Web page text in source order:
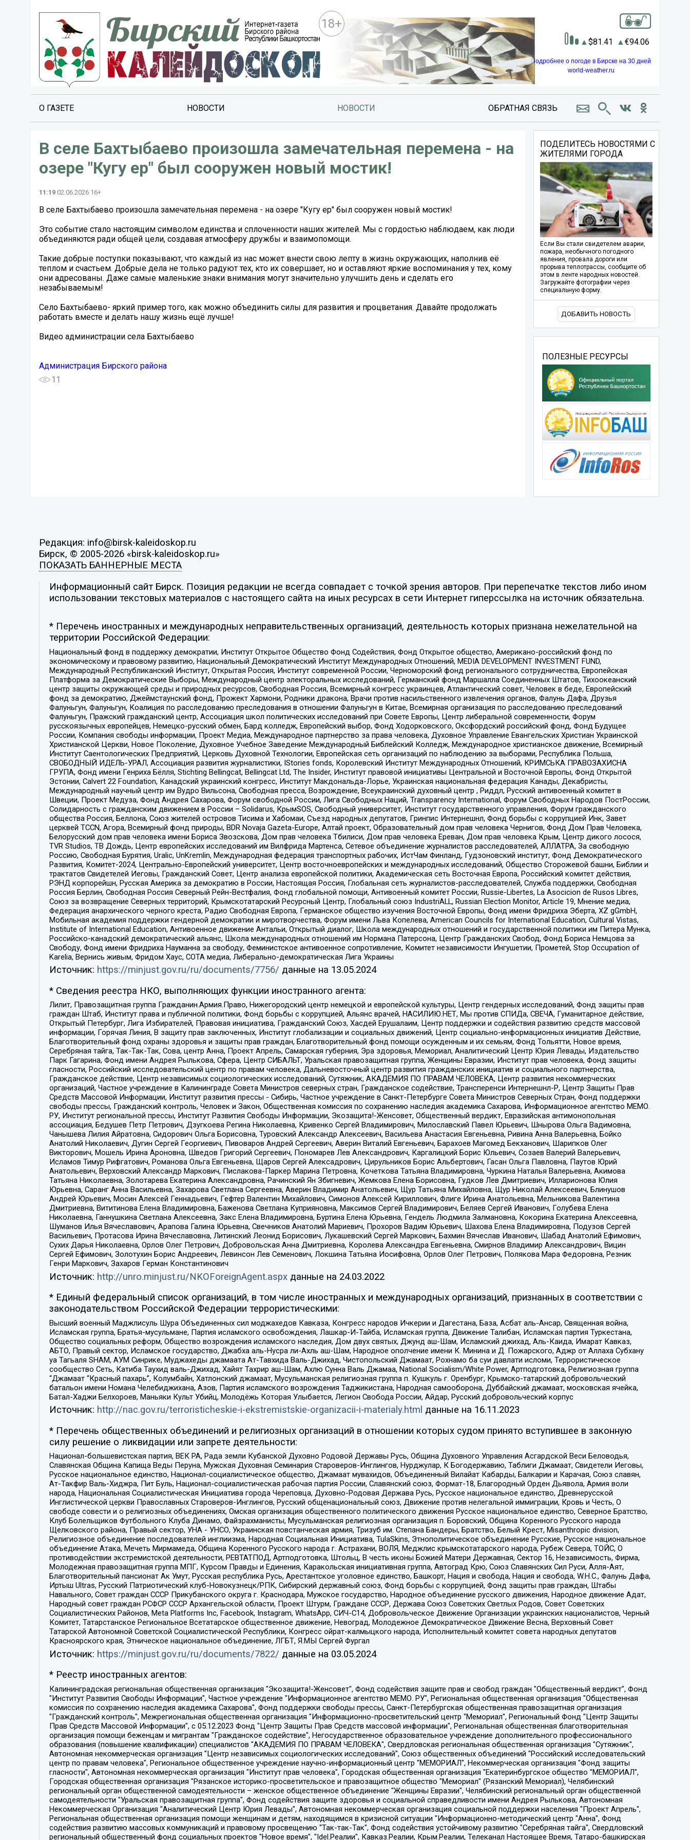
18+
81.41 94.06
Подробнее о погоде в Бирске на 30 дней
world-weather.ru
О ГАЗЕТЕ НОВОСТИ НОВОСТИ ОБРАТНАЯ СВЯЗЬ
В селе Бахтыбаево произошла замечательная перемена - на
озере "Кугу ер" был сооружен новый мостик!
11:19 02.06.2026 16+
В селе Бахтыбаево произошла замечательная перемена - на озере "Кугу ер" был сооружен новый мостик!
Это событие стало настоящим символом единства и сплоченности наших жителей. Мы с гордостью наблюдаем, как люди
объединяются ради общей цели, создавая атмосферу дружбы и взаимопомощи.
Такие добрые поступки показывают, что каждый из нас может внести свою лепту в жизнь окружающих, наполнив её
теплом и счастьем. Добрые дела не только радуют тех, кто их совершает, но и оставляют яркие воспоминания у тех, кому
они адресованы. Даже самые маленькие знаки внимания могут значительно улучшить день и сделать его
незабываемым!
Село Бахтыбаево- яркий пример того, как можно объединить силы для развития и процветания. Давайте продолжать
работать вместе и делать нашу жизнь ещё лучше!
Видео администрации села Бахтыбаево
Администрация Бирского района
11
ПОДЕЛИТЕСЬ НОВОСТЯМИ С
ЖИТЕЛЯМИ ГОРОДА
Если Вы стали свидетелем аварии,
пожара, необычного погодного
явления, провала дороги или
прорыва теплотрассы, сообщите об
этом в ленте народных новостей.
Загружайте фотографии через
специальную форму.
ДОБАВИТЬ НОВОСТЬ
ПОЛЕЗНЫЕ РЕСУРСЫ
Редакция: info@birsk-kaleidoskop.ru
Бирск, © 2005-2026 «birsk-kaleidoskop.ru»
ПОКАЗАТЬ БАННЕРНЫЕ МЕСТА
Информационный сайт Бирск. Позиция редакции не всегда совпадает с точкой зрения авторов. При перепечатке текстов либо ином
использовании текстовых материалов с настоящего сайта на иных ресурсах в сети Интернет гиперссылка на источник обязательна.
* Перечень иностранных и международных неправительственных организаций, деятельность которых признана нежелательной на
территории Российской Федерации:
Национальный фонд в поддержку демократии, Институт Открытое Общество Фонд Содействия, Фонд Открытое общество, Американо-российский фонд по
экономическому и правовому развитию, Национальный Демократический Институт Международных Отношений, MEDIA DEVELOPMENT INVESTMENT FUND,
Международный Республиканский Институт, Открытая Россия, Институт современной России, Черноморский фонд регионального сотрудничества, Европейская
Платформа за Демократические Выборы, Международный центр электоральных исследований, Германский фонд Маршалла Соединенных Штатов, Тихоокеанский
центр защиты окружающей среды и природных ресурсов, Свободная Россия, Всемирный конгресс украинцев, Атлантический совет, Человек в беде, Европейский
фонд за демократию, Джеймстаунский фонд, Прожект Хармони, Родники дракона, Врачи против насильственного извлечения органов, Фалунь Дафа, Друзья
Фалуньгун, Фалуньгун, Коалиция по расследованию преследования в отношении Фалуньгун в Китае, Всемирная организация по расследованию преследований
Фалуньгун, Пражский гражданский центр, Ассоциация школ политических исследований при Совете Европы, Центр либеральной современности, Форум
русскоязычных европейцев, Немецко-русский обмен, Бард колледж, Европейский выбор, Фонд Ходорковского, Оксфордский российский фонд, Фонд Будущее
России, Компания свободы информации, Проект Медиа, Международное партнерство за права человека, Духовное Управление Евангельских Христиан Украинской
Христианской Церкви, Новое Поколение, Духовное Учебное Заведение Международный Библейский Колледж, Международное христианское движение, Всемирный
Институт Саентологических Предприятий, Церковь Духовной Технологии, Европейская сеть организаций по наблюдению за выборами, Республика Польша,
СВОБОДНЫЙ ИДЕЛЬ-УРАЛ, Ассоциация развития журналистики, IStories fonds, Королевский Институт Международных Отношений, КРИМСЬКА ПРАВОЗАХИСНА
ГРУПА, Фонд имени Генриха Бёлля, Stichting Bellingcat, Bellingcat Ltd, The Insider, Институт правовой инициативы Центральной и Восточной Европы, Фонд Открытой
Эстонии, Calvert 22 Foundation, Канадский украинский конгресс, Институт Макдональда-Лорье, Украинская национальная федерация Канады, Декабристы,
Международный научный центр им Вудро Вильсона, Свободная пресса, Возрождение, Всеукраинский духовный центр , Риддл, Русский антивоенный комитет в
Швеции, Проект Медуза, Фонд Андрея Сахарова, Форум свободной России, Лига Свободных Наций, Transparеncy International, Форум Свободных Народов ПостРоссии,
Солидарность с гражданским движением в России – Solidarus, КрымSOS, Свободный университет, Институт государственного управления, Форум гражданского
общества Россия, Беллона, Союз жителей островов Тисима и Хабомаи, Съезд народных депутатов, Гринпис Интернешнл, Фонд борьбы с коррупцией Инк, Завет
церквей TCCN, Агора, Всемирный фонд природы, BDR Novaja Gazeta-Europe, Алтай проект, Образовательный дом прав человека Чернигов, Фонд Дом Прав Человека,
Белорусский дом прав человека имени Бориса Звозскова, Дом прав человека Тбилиси, Дом прав человека Ереван, Дом прав человека Крым, Центр дикого лосося,
TVR Studios, ТВ Дождь, Центр европейских исследований им Вилфрида Мартенса, Сетевое объединение журналистов расследователей, АЛЛАТРА, За свободную
Россию, Свободная Бурятия, Uralic, UnKremlin, Международная федерация транспортных рабочих, ИстЧам Финланд, Гудзоновский институт, Фонд Демократического
Развития, Комитет-2024, Центрально-Европейский университет, Центр восточноевропейских и международных исследований, Общество Сторожевой башни, Библии и
трактатов Свидетелей Иеговы, Гражданский Совет, Центр анализа европейской политики, Академическая сеть Восточная Европа, Российский комитет действия,
РЭНД корпорейшн, Русская Америка за демократию в России, Настоящая Россия, Глобальная сеть журналистов-расследователей, Служба поддержки, Свободная
Россия Берлин, Свободная Россия Северный Рейн-Вестфалия, Фонд глобальной помощи, Антивоенный комитет России, Russie-Libertes, La Asocicion de Rusos Libres,
Союз за возвращение Северных территорий, Крымскотатарский Ресурсный Центр, Глобальный союз IndustriALL, Russian Election Monitor, Article 19, Мнение медиа,
Федерация анархического черного креста, Радио Свободная Европа, Германское общество изучения Восточной Европы, Фонд имени Фридриха Эберта, XZ gGmbH,
Мобильная академия поддержки гендерной демократии и миротворчества, Форум имени Льва Копелева, American Councils for International Education, Cultural Vistas,
Institute of International Education, Антивоенное движение Антальи, Открытый диалог, Школа международных отношений и государственной политики им Питера Мунка,
Российско-канадский демократический альянс, Школа международных отношений им Нормана Патерсона, Центр Гражданских Свобод, Фонд Бориса Немцова за
Свободу, Фонд имени Фридриха Науманна за свободу, Феминистское антивоенное сопротивление, Комитет независимости Ингушетии, Прометей, Stop Occupation of
Karelia, Вернись живым, Фридом Хаус, СОТА медиа, Либерально-демократическая Лига Украины
Источник: https://minjust.gov.ru/ru/documents/7756/ данные на 13.05.2024
* Сведения реестра НКО, выполняющих функции иностранного агента:
Лилит, Правозащитная группа Гражданин.Армия.Право, Нижегородский центр немецкой и европейской культуры, Центр гендерных исследований, Фонд защиты прав
граждан Штаб, Институт права и публичной политики, Фонд борьбы с коррупцией, Альянс врачей, НАСИЛИЮ.НЕТ, Мы против СПИДа, СВЕЧА, Гуманитарное действие,
Открытый Петербург, Лига Избирателей, Правовая инициатива, Гражданский Союз, Хасдей Ерушалаим, Центр поддержки и содействия развитию средств массовой
информации, Горячая Линия, В защиту прав заключенных, Институт глобализации и социальных движений, Центр социально-информационных инициатив Действие,
Благотворительный фонд охраны здоровья и защиты прав граждан, Благотворительный фонд помощи осужденным и их семьям, Фонд Тольятти, Новое время,
Серебряная тайга, Так-Так-Так, Сова, центр Анна, Проект Апрель, Самарская губерния, Эра здоровья, Мемориал, Аналитический Центр Юрия Левады, Издательство
Парк Гагарина, Фонд имени Андрея Рылькова, Сфера, Центр СИБАЛЬТ, Уральская правозащитная группа, Женщины Евразии, Институт прав человека, Фонд защиты
гласности, Российский исследовательский центр по правам человека, Дальневосточный центр развития гражданских инициатив и социального партнерства,
Гражданское действие, Центр независимых социологических исследований, Сутяжник, АКАДЕМИЯ ПО ПРАВАМ ЧЕЛОВЕКА, Центр развития некоммерческих
организаций, Частное учреждение в Калининграде Совета Министров северных стран, Гражданское содействие, Трансперенси Интернешнл-Р, Центр Защиты Прав
Средств Массовой Информации, Институт развития прессы - Сибирь, Частное учреждение в Санкт-Петербурге Совета Министров Северных Стран, Фонд поддержки
свободы прессы, Гражданский контроль, Человек и Закон, Общественная комиссия по сохранению наследия академика Сахарова, Информационное агентство МЕМО.
РУ, Институт региональной прессы, Институт Развития Свободы Информации, Экозащита!-Женсовет, Общественный вердикт, Евразийская антимонопольная
ассоциация, Бедушев Петр Петрович, Дзугкоева Регина Николаевна, Кривенко Сергей Владимирович, Милославский Павел Юрьевич, Шнырова Ольга Вадимовна,
Чанышева Лилия Айратовна, Сидорович Ольга Борисовна, Туровский Александр Алексеевич, Васильева Анастасия Евгеньевна, Ривина Анна Валерьевна, Бойко
Анатолий Николаевич, Дугин Сергей Георгиевич, Пивоваров Андрей Сергеевич, Аверин Виталий Евгеньевич, Барахоев Магомед Бекханович, Шарипков Олег
Викторович, Мошель Ирина Ароновна, Шведов Григорий Сергеевич, Пономарев Лев Александрович, Каргалицкий Борис Юльевич, Созаев Валерий Валерьевич,
Исламов Тимур Рифгатович, Романова Ольга Евгеньевна, Щаров Сергей Алексадрович, Цирульников Борис Альбертович, Гасан Ольга Павловна, Паутов Юрий
Анатольевич, Верховский Александр Маркович, Пислакова-Паркер Марина Петровна, Кочеткова Татьяна Владимировна, Чуркина Наталья Валерьевна, Акимова
Татьяна Николаевна, Золотарева Екатерина Александровна, Рачинский Ян Збигневич, Жемкова Елена Борисовна, Гудков Лев Дмитриевич, Илларионова Юлия
Юрьевна, Саранг Анна Васильевна, Захарова Светлана Сергеевна, Аверин Владимир Анатольевич, Щур Татьяна Михайловна, Щур Николай Алексеевич, Блинушов
Андрей Юрьевич, Мосин Алексей Геннадьевич, Гефтер Валентин Михайлович, Симонов Алексей Кириллович, Флиге Ирина Анатольевна, Мельникова Валентина
Дмитриевна, Вититинова Елена Владимировна, Баженова Светлана Куприяновна, Максимов Сергей Владимирович, Беляев Сергей Иванович, Голубева Елена
Николаевна, Ганнушкина Светлана Алексеевна, Закс Елена Владимировна, Буртина Елена Юрьевна, Гендель Людмила Залмановна, Кокорина Екатерина Алексеевна,
Шуманов Илья Вячеславович, Арапова Галина Юрьевна, Свечников Анатолий Мариевич, Прохоров Вадим Юрьевич, Шахова Елена Владимировна, Подузов Сергей
Васильевич, Протасова Ирина Вячеславовна, Литинский Леонид Борисович, Лукашевский Сергей Маркович, Бахмин Вячеслав Иванович, Шабад Анатолий Ефимович,
Сухих Дарья Николаевна, Орлов Олег Петрович, Добровольская Анна Дмитриевна, Королева Александра Евгеньевна, Смирнов Владимир Александрович, Вицин
Сергей Ефимович, Золотухин Борис Андреевич, Левинсон Лев Семенович, Локшина Татьяна Иосифовна, Орлов Олег Петрович, Полякова Мара Федоровна, Резник
Генри Маркович, Захаров Герман Константинович
Источник: http://unro.minjust.ru/NKOForeignAgent.aspxданные на 24.03.2022
* Единый федеральный список организаций, в том числе иностранных и международных организаций, признанных в соответствии с
законодательством Российской Федерации террористическими:
Высший военный Маджлисуль Шура Объединенных сил моджахедов Кавказа, Конгресс народов Ичкерии и Дагестана, База, Асбат аль-Ансар, Священная война,
Исламская группа, Братья-мусульмане, Партия исламского освобождения, Лашкар-И-Тайба, Исламская группа, Движение Талибан, Исламская партия Туркестана,
Общество социальных реформ, Общество возрождения исламского наследия, Дом двух святых, Джунд аш-Шам, Исламский джихад, Аль-Каида, Имарат Кавказ,
АБТО, Правый сектор, Исламское государство, Джабха аль-Нусра ли-Ахль аш-Шам, Народное ополчение имени К. Минина и Д. Пожарского, Аджр от Аллаха Субхану
уа Тагьаля SHAM, АУМ Синрике, Муджахеды джамаата Ат-Тавхида Валь-Джихад, Чистопольский Джамаат, Рохнамо ба суи давлати исломи, Террористическое
сообщество Сеть, Катиба Таухид валь-Джихад, Хайят Тахрир аш-Шам, Ахлю Сунна Валь Джамаа, National Socialism/White Power, Артподготовка, Религиозная группа
“Джамаат “Красный пахарь”, Колумбайн, Хатлонский джамаат, Мусульманская религиозная группа п. Кушкуль г. Оренбург, Крымско-татарский добровольческий
батальон имени Номана Челебиджихана, Азов, Партия исламского возрождения Таджикистана, Народная самооборона, Дуббайский джамаат, московская ячейка,
Батал-Хаджи Белхороев, Маньяки Культ Убийц, Молодёжь Которая Улыбается, Легион Свобода России, Айдар, Русский добровольческий корпус
Источник: http://nac.gov.ru/terroristicheskie-i-ekstremistskie-organizacii-i-materialy.html данные на 16.11.2023
* Перечень общественных объединений и религиозных организаций в отношении которых судом принято вступившее в законную
силу решение о ликвидации или запрете деятельности:
Национал-большевистская партия, ВЕК РА, Рада земли Кубанской Духовно Родовой Державы Русь, Община Духовного Управления Асгардской Веси Беловодья,
Славянская Община Капища Веды Перуна, Мужская Духовная Семинария Староверов-Инглингов, Нурджулар, К Богодержавию, Таблиги Джамаат, Свидетели Иеговы,
Русское национальное единство, Национал-социалистическое общество, Джамаат мувахидов, Объединенный Вилайат Кабарды, Балкарии и Карачая, Союз славян,
Ат-Такфир Валь-Хиджра, Пит Буль, Национал-социалистическая рабочая партия России, Славянский союз, Формат-18, Благородный Орден Дьявола, Армия воли
народа, Национальная Социалистическая Инициатива города Череповца, Духовно-Родовая Держава Русь, Русское национальное единство, Древнерусской
Инглистической церкви Православных Староверов-Инглингов, Русский общенациональный союз, Движение против нелегальной иммиграции, Кровь и Честь, О
свободе совести и о религиозных объединениях, Омская организация общественного политического движения Русское национальное единство, Северное Братство,
Клуб Болельщиков Футбольного Клуба Динамо, Файзрахманисты, Мусульманская религиозная организация п. Боровский, Община Коренного Русского народа
Щелковского района, Правый сектор, УНА - УНСО, Украинская повстанческая армия, Тризуб им. Степана Бандеры, Братство, Белый Крест, Misanthropic division,
Религиозное объединение последователей инглиизма, Народная Социальная Инициатива, TulaSkins, Этнополитическое объединение Русские, Русское национальное
объединение Атака, Мечеть Мирмамеда, Община Коренного Русского народа г. Астрахани, ВОЛЯ, Меджлис крымскотатарского народа, Рубеж Севера, ТОЙС, О
противодействии экстремистской деятельности, РЕВТАТПОД, Артподготовка, Штольц, В честь иконы Божией Матери Державная, Сектор 16, Независимость, Фирма,
Молодежная правозащитная группа МПГ, Курсом Правды и Единения, Каракольская инициативная группа, Автоград Крю, Союз Славянских Сил Руси, Алля-Аят,
Благотворительный пансионат Ак Умут, Русская республика Русь, Арестантское уголовное единство, Башкорт, Нация и свобода, Нация и свобода, W.H.С., Фалунь Дафа,
Иртыш Ultras, Русский Патриотический клуб-Новокузнецк/РПК, Сибирский державный союз, Фонд борьбы с коррупцией, Фонд защиты прав граждан, Штабы
Навального, Совет граждан СССР Прикубанского округа г. Краснодара, Мужское государство, Народное объединение русского движения, Народное движение Адат,
Народный совет граждан РСФСР СССР Архангельской области, Проект Штурм, Граждане СССР, Держава Союз Советских Светлых Родов, Совет Советских
Социалистических Районов, Meta Platforms Inc, Facebook, Instagram, WhatsApp, СИЧ-С14, Добровольческое Движение Организации украинских националистов, Черный
Комитет, Татарстанское Региональное Всетатарское общественное движение, Невоград, Молодежное Демократическое Движение Весна, Верховный Совет
Татарской Автономной Советской Социалистической Республики, Конгресс ойрат-калмыцкого народа, Исполнительный комитет совета народных депутатов
Красноярского края, Этническое национальное объединение, ЛГБТ, Я.МЫ Сергей Фургал
Источник: https://minjust.gov.ru/ru/documents/7822/ данные на 03.05.2024
* Реестр иностранных агентов:
Калининградская региональная общественная организация "Экозащита!-Женсовет", Фонд содействия защите прав и свобод граждан "Общественный вердикт", Фонд "Институт Развития Свободы Информации", Частное учреждение "Информационное агентство МЕМО. РУ", Региональная общественная организация "Общественная комиссия по сохранению наследия академика Сахарова", Фонд поддержки свободы прессы, Санкт-Петербургская общественная правозащитная организация "Гражданский контроль", Межрегиональная общественная организация "Информационно-просветительский центр "Мемориал", Региональный Фонд "Центр Защиты Прав Средств Массовой Информации", с 05.12.2023 Фонд "Центр Защиты Прав Средств массовой информации", Региональная общественная благотворительная организация помощи беженцам и мигрантам "Гражданское содействие", Негосударственное образовательное учреждение дополнительного профессионального образования (повышение квалификации) специалистов "АКАДЕМИЯ ПО ПРАВАМ ЧЕЛОВЕКА", Свердловская региональная общественная организация "Сутяжник", Автономная некоммерческая организация "Центр независимых социологических исследований", Союз общественных объединений "Российский исследовательский центр по правам человека", Региональное общественное учреждение научно-информационный центр "МЕМОРИАЛ", Некоммерческая организация "Фонд защиты гласности", Автономная некоммерческая организация "Институт прав человека", Городская общественная организация "Екатеринбургское общество "МЕМОРИАЛ", Городская общественная организация "Рязанское историко-просветительское и правозащитное общество "Мемориал" (Рязанский Мемориал), Челябинский региональный орган общественной самодеятельности – женское общественное объединение "Женщины Евразии", Челябинский региональный орган общественной самодеятельности "Уральская правозащитная группа", Фонд содействия защите здоровья и социальной справедливости имени Андрея Рылькова, Автономная Некоммерческая Организация "Аналитический Центр Юрия Левады", Автономная некоммерческая организация социальной поддержки населения "Проект Апрель", Региональная общественная организация помощи женщинам и детям, находящимся в кризисной ситуации "Информационно-методический центр "Анна", Фонд содействия развитию массовых коммуникаций и правовому просвещению "Так-так-Так", Фонд содействия устойчивому развитию "Серебряная тайга", Свердловский региональный общественный фонд социальных проектов "Новое время", "Idel.Реалии", Кавказ.Реалии, Крым.Реалии, Телеканал Настоящее Время, Татаро-башкирская служба Радио Свобода (Azatliq Radiosi), Радио Свободная Европа/Радио Свобода (PCE/PC), "Сибирь.Реалии", "Фактограф", Благотворительный фонд помощи осужденным и их семьям, Автономная некоммерческая организация "Институт глобализации и социальных движений", Фонд "В защиту прав заключенных", Частное учреждение "Центр поддержки и содействия развитию средств массовой информации", Пензенский региональный общественный благотворительный фонд "Гражданский союз", "Север.Реалии", Некоммерческая организация Фонд "Правовая инициатива", Общество с ограниченной ответственностью "Радио Свободная Европа/Радио Свобода", Чешское информационное агентство "MEDIUM-ORIENT", Красноярская региональная общественная организация "Мы против СПИДа", Камалягин Денис Николаевич, Маркелов Сергей Евгеньевич, Пономарев Лев Александрович, Савицкая Людмила Алексеевна, Автономная некоммерческая организация "Центр по работе с проблемой насилия "НАСИЛИЮ.НЕТ", Межрегиональный профессиональный союз работников здравоохранения "Альянс врачей", Юридическое лицо, зарегистрированное в Латвийской Республике, SIA "Medusa Project" (регистрационный номер 40103797863, дата регистрации 10.06.2014), Некоммерческая организация "Фонд по борьбе с коррупцией", Автономная некоммерческая организация "Институт права и публичной политики", Баданин Роман Сергеевич, Гликин Максим Александрович, Железнова Мария Михайловна, Лукьянова Юлия Сергеевна, Маетная Елизавета Витальевна, Маняхин Петр Борисович, Чуракова Ольга Владимировна, Ярош Юлия Петровна, Юридическое лицо "The Insider SIA", зарегистрированное в Риге, Латвийская Республика (дата регистрации 26.06.2015), являющееся администратором доменного имени интернет-издания "The Insider SIA", https://theins.ru, Постернак Алексей Евгеньевич, Рубин Михаил Аркадьевич, Анин Роман Александрович, Юридическое лицо Istories fonds, зарегистрированное в Латвийской Республике (регистрационный номер 50008295751, дата регистрации 24.02.2020), Великовский Дмитрий Александрович, Долинина Ирина Николаевна, Мароховская Алеся Алексеевна, Шлейнов Роман Юрьевич, Шмагун Олеся Валентиновна, Общество с ограниченной ответственностью "Альтаир 2021", Общество с ограниченной ответственностью "Вега 2021", Общество с ограниченной ответственностью "Главный редактор 2021", Общество с ограниченной ответственностью "Ромашки монолит", Важенков Артем Валерьевич, Ивановская областная общественная организация "Центр гендерных исследований", Гурман Юрий Альбертович, Медиапроект "ОВД-Инфо", Егоров Владимир Владимирович, Жилинский Владимир Александрович, Общество с ограниченной ответственностью "ЗП", Иванова София Юрьевна, Карезина Инна Павловна, Кильтау Екатерина Викторовна, Петров Алексей Викторович, Пискунов Сергей Евгеньевич, Смирнов Сергей Сергеевич, Тихонов Михаил Сергеевич, Общество с ограниченной ответственностью "ЖУРНАЛИСТ-ИНОСТРАННЫЙ АГЕНТ", Арапова Галина Юрьевна, Вольтская Татьяна Анатольевна, Американская компания "Mason G.E.S. Anonymous Foundation" (США), являющаяся владельцем интернет-издания https://mnews.world/, Компания "Stichting Bellingcat", зарегистрированная в Нидерландах (дата регистрации 11.07.2018), Захаров Андрей Вячеславович, Клепиковская Екатерина Дмитриевна, Общество с ограниченной ответственностью "МЕМО", Перл Роман Александрович, Симонов Евгений Алексеевич, Соловьева Елена Анатольевна, Сотников Даниил Владимирович, Сурначева Елизавета Дмитриевна, Автономная некоммерческая организация по защите прав человека и информированию населения "Якутия – Наше Мнение", Общество с ограниченной ответственностью "Москоу диджитал медиа", с 26.01.2023 Общество с ограниченной ответственностью "Чайка Белые сады", Ветошкина Валерия Валерьевна, Заговора Максим Александрович, Межрегиональное общественное движение "Российская ЛГБТ - сеть", Оленичев Максим Владимирович, Павлов Иван Юрьевич, Скворцова Елена Сергеевна, Общество с ограниченной ответственностью "Как бы инагент", Кочетков Игорь Викторович, Общество с ограниченной ответственностью "Честные выборы", Еланчик Олег Александрович, Общество с ограниченной ответственностью "Нобелевский призыв", Гималова Регина Эмилевна, Григорьев Андрей Валерьевич, Григорьева Алина Александровна, Ассоциация по содействию защите прав призывников, альтернативнослужащих и военнослужащих "Правозащитная группа "Гражданин.Армия.Право", Хисамова Регина Фаритовна, Автономная некоммерческая организация по реализации социально-правовых программ "Лилит", Дальневосточное общественное движение "Маяк", Санкт-Петербургская ЛГБТ-инициативная группа "Выход", Инициативная группа ЛГБТ+ "Реверс", Алексеев Андрей Викторович, Бекбулатова Таисия Львовна, Беляев Иван Михайлович, Владыкина Елена Сергеевна, Гельман Марат Александрович, Никульшина Вероника Юрьевна, Толоконникова Надежда Андреевна, Шендерович Виктор Анатольевич, Общество с ограниченной ответственностью "Данное сообщение", Общество с ограниченной ответственностью Издательский дом "Новая глава", Айнбиндер Александра Александровна, Московский комьюнити-центр для ЛГБТ+инициатив, Благотворительный фонд развития филантропии, Deutsche Welle (Германия, Kurt-Schumacher-Strasse 3, 53113 Bonn), Борзунова Мария Михайловна, Воробьев Виктор Викторович, Голубева Анна Львовна, Константинова Алла Михайловна, Малкова Ирина Владимировна, Мурадов Мурад Абдулгалимович, Осетинская Елизавета Николаевна, Понасенков Евгений Николаевич, Ганапольский Матвей Юрьевич, Киселев Евгений Алексеевич, Борухович Ирина Григорьевна, Дремин Иван Тимофеевич, Дубровский Дмитрий Викторович, Красноярская региональная общественная организация поддержки и развития альтернативных образовательных технологий и межкультурных коммуникаций "ИНТЕРРА", Маяковская Екатерина Алексеевна, Фейгин Марк Захарович, Филимонов Андрей Викторович, Дзугкоева Регина Николаевна, Доброхотов Роман Александрович, Дудь Юрий Александрович, Елкин Сергей Владимирович, Кругликов Кирилл Игоревич, Сабунаева Мария Леонидовна, Семенов Алексей Владимирович, Шаинян Карен Багратович, Шульман Екатерина Михайловна, Асафьев Артур Валерьевич, Вахштайн Виктор Семенович, Венедиктов Алексей Алексеевич, Лушникова Екатерина Евгеньевна, Волков Леонид Михайлович, Невзоров Александр Глебович, Пархоменко Сергей Борисович, Сироткин Ярослав Николаевич, Кара-Мурза Владимир Владимирович, Баранова Наталья Владимировна, Гозман Леонид Яковлевич, Кагарлицкий Борис Юльевич, Климарев Михаил Валерьевич, Милов Владимир Станиславович, Автономная некоммерческая организация Краснодарский центр современного искусства "Типография", Моргенштерн Алишер Тагирович, Соболь Любовь Эдуардовна, Общество с ограниченной ответственностью "ЛИЗА НОРМ", Каспаров Гарри Кимович, Ходорковский Михаил Борисович, Общество с ограниченной ответственностью "Апрельские тезисы", Данилович Ирина Брониславовна, Кашин Олег Владимирович, Петров Николай Владимирович, Пивоваров Алексей Владимирович, Соколов Михаил Владимирович, Цветкова Юлия Владимировна, Чичваркин Евгений Александрович, Комитет против пыток/Команда против пыток, Общество с ограниченной ответственностью "Первый научный", Общество с ограниченной ответственностью "Вертолет и ко", Белоцерковская Вероника Борисовна, Кац Максим Евгеньевич, Лазарева Татьяна Юрьевна, Шаведдинов Руслан Табризович, Яшин Илья Валерьевич, Общество с ограниченной ответственностью "Иноагент ААВ", Алешковский Дмитрий Петрович, Альбац Евгения Марковна, Быков Дмитрий Львович, Галямина Юлия Евгеньевна, Лойко Сергей Леонидович, Мартынов Кирилл Константинович, Медведев Сергей Александрович, Крашенинников Федор Геннадиевич, Гордеева Катерина Вл